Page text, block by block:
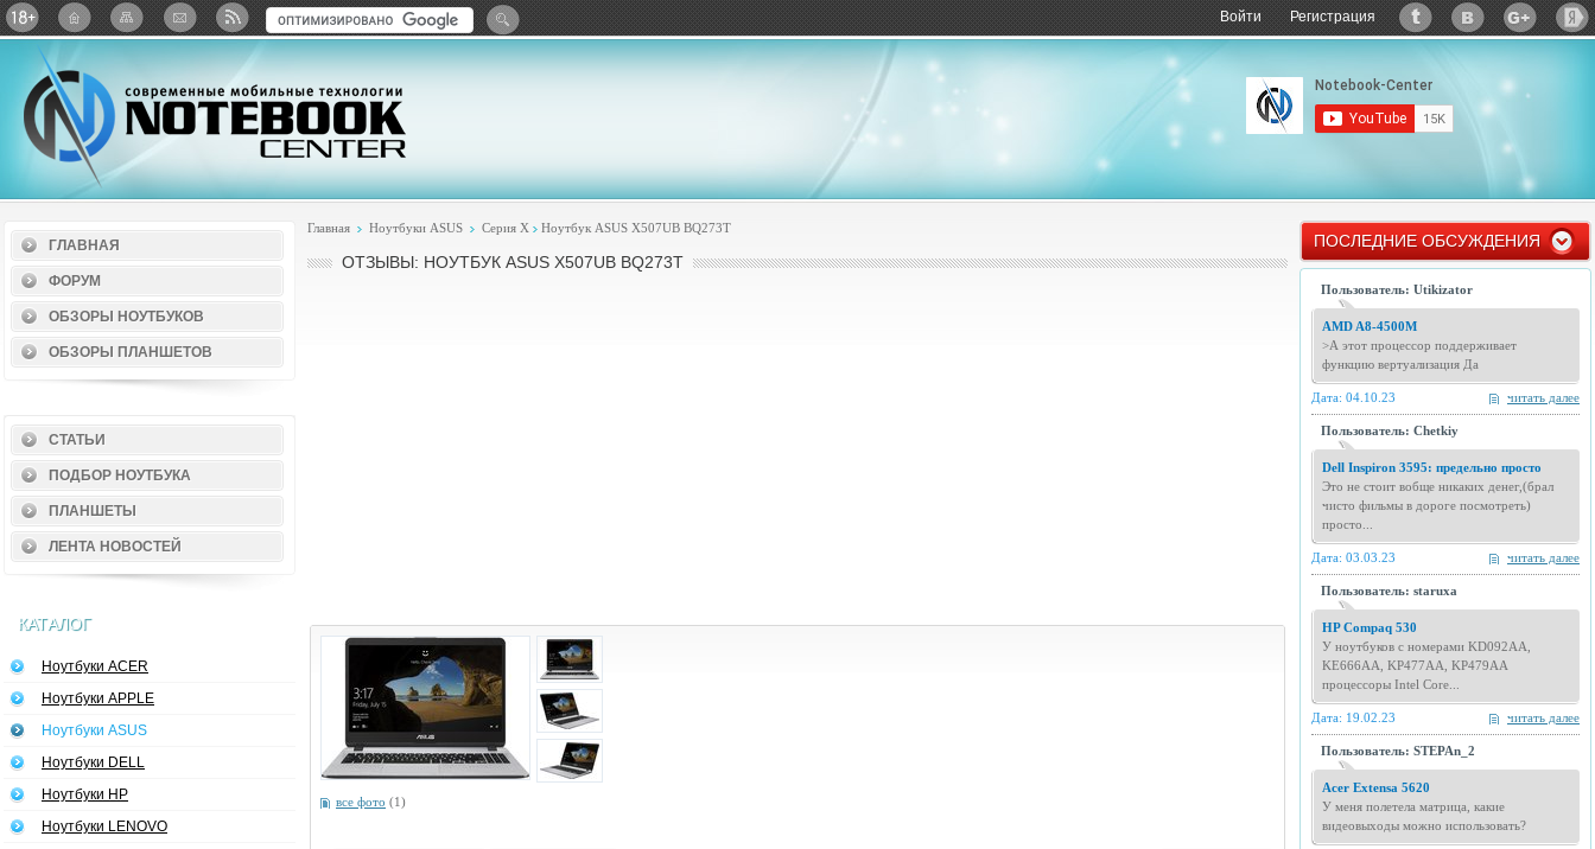
Войти Регистрация
Twitter ВКонтактеGoogle+Яндекс: Каталог виджетов
ГЛАВНАЯ
ФОРУМ
ОБЗОРЫ НОУТБУКОВ
ОБЗОРЫ ПЛАНШЕТОВ
СТАТЬИ
ПОДБОР НОУТБУКА
ПЛАНШЕТЫ
ЛЕНТА НОВОСТЕЙ
КАТАЛОГ
Ноутбуки ACER
Ноутбуки APPLE
Ноутбуки ASUS
Ноутбуки DELL
Ноутбуки HP
Ноутбуки LENOVO
Главная Ноутбуки ASUS Серия X Ноутбук ASUS X507UB BQ273T
ОТЗЫВЫ: НОУТБУК ASUS X507UB BQ273T
все фото (1)
ПОСЛЕДНИЕ ОБСУЖДЕНИЯ
Пользователь: Utikizator
AMD A8-4500M
>А этот процессор поддерживает
функцию вертуализация Да
читать далее
Дата: 04.10.23
Пользователь: Chetkiy
Dell Inspiron 3595: предельно просто
Это не стоит вобще никаких денег,(брал
чисто фильмы в дороге посмотреть)
просто...
читать далее
Дата: 03.03.23
Пользователь: staruxa
HP Compaq 530
У ноутбуков с номерами KD092AA,
KE666AA, KP477AA, KP479AA
процессоры Intel Core...
читать далее
Дата: 19.02.23
Пользователь: STEPAn_2
Acer Extensa 5620
У меня полетела матрица, какие
видеовыходы можно использовать?